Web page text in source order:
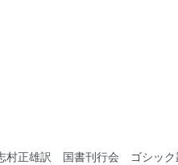
村正雄訳 国書刊行会 ゴシック